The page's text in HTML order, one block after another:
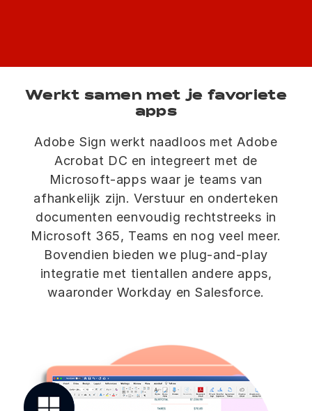
Werkt samen met je favoriete
apps
Adobe Sign werkt naadloos met Adobe
Acrobat DC en integreert met de
Microsoft-apps waar je teams van
afhankelijk zijn. Verstuur en onderteken
documenten eenvoudig rechtstreeks in
Microsoft 365, Teams en nog veel meer.
Bovendien bieden we plug-and-play
integratie met tientallen andere apps,
waaronder Workday en Salesforce.